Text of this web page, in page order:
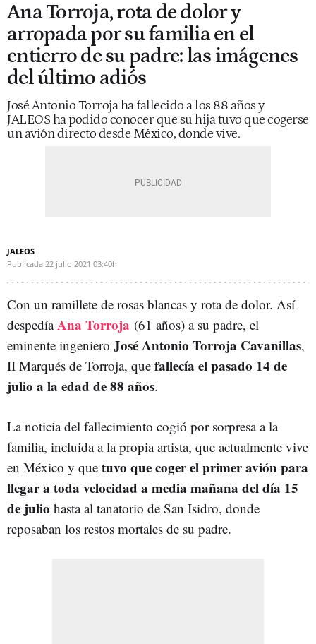
Ana Torroja, rota de dolor y
arropada por su familia en el
entierro de su padre: las imágenes
del último adiós
José Antonio Torroja ha fallecido a los 88 años y
JALEOS ha podido conocer que su hija tuvo que cogerse
un avión directo desde México, donde vive.
JALEOS
Publicada 22 julio 2021 03:40h
Con un ramillete de rosas blancas y rota de dolor. Así
despedíaAna Torroja (61 años) a su padre, el
eminente ingeniero José Antonio Torroja Cavanillas,
II Marqués de Torroja, que fallecía el pasado 14 de
julio a la edad de 88 años.
La noticia del fallecimiento cogió por sorpresa a la
familia, incluida a la propia artista, que actualmente vive
en México y que tuvo que coger el primer avión para
llegar a toda velocidad a media mañana del día 15
de julio hasta al tanatorio de San Isidro, donde
reposaban los restos mortales de su padre.